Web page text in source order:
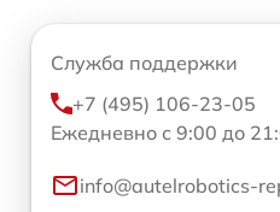
Служба поддержки
+7 (495) 106-23-05
Ежедневно с 9:00 до
info@autelrobotics-